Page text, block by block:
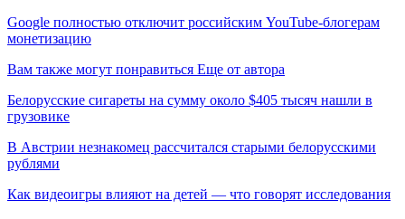
Google полностью отключит российским YouTube-блогерам
монетизацию
Вам также могут понравиться Еще от автора
Белорусские сигареты на сумму около $405 тысяч нашли в
грузовике
В Австрии незнакомец рассчитался старыми белорусскими
рублями
Как видеоигры влияют на детей — что говорят исследования